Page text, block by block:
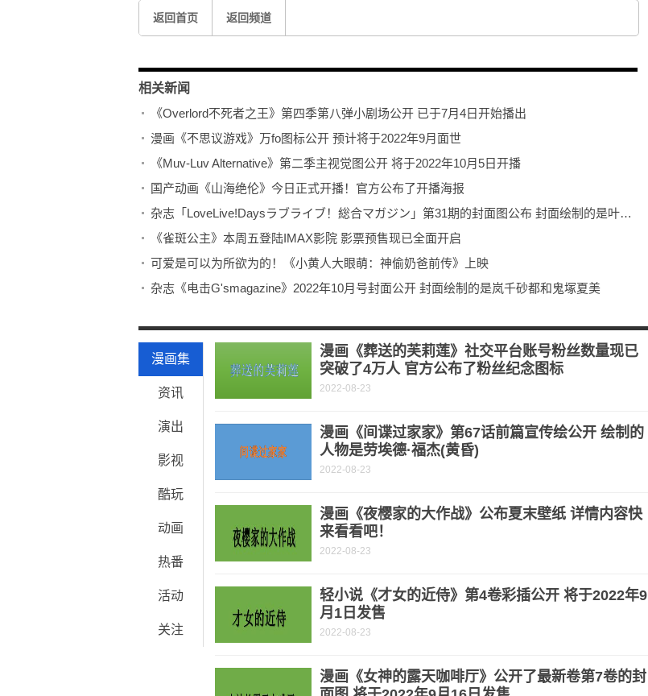
返回首页 返回频道
相关新闻
《Overlord不死者之王》第四季第八弹小剧场公开 已于7月4日开始播出
漫画《不思议游戏》万fo图标公开 预计将于2022年9月面世
《Muv-Luv Alternative》第二季主视觉图公开 将于2022年10月5日开播
国产动画《山海绝伦》今日正式开播！官方公布了开播海报
杂志「LoveLive!Daysラブライブ！総合マガジン」第31期的封面图公布 封面绘制的是叶月恋和米女芽衣
《雀斑公主》本周五登陆IMAX影院 影票预售现已全面开启
可爱是可以为所欲为的！《小黄人大眼萌：神偷奶爸前传》上映
杂志《电击G'smagazine》2022年10月号封面公开 封面绘制的是岚千砂都和鬼塚夏美
漫画集
资讯
演出
影视
酷玩
动画
热番
活动
关注
漫画《葬送的芙莉莲》社交平台账号粉丝数量现已
突破了4万人 官方公布了粉丝纪念图标
2022-08-23
漫画《间谍过家家》第67话前篇宣传绘公开 绘制的
人物是劳埃德·福杰(黄昏)
2022-08-23
漫画《夜樱家的大作战》公布夏末壁纸 详情内容快
来看看吧！
2022-08-23
轻小说《才女的近侍》第4卷彩插公开 将于2022年9
月1日发售
2022-08-23
漫画《女神的露天咖啡厅》公开了最新卷第7卷的封